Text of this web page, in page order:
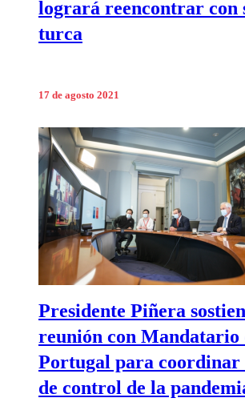
logrará reencontrar con
turca
17 de agosto 2021
Presidente Piñera
reunión con Mandatario
Portugal para coordinar
de control de la